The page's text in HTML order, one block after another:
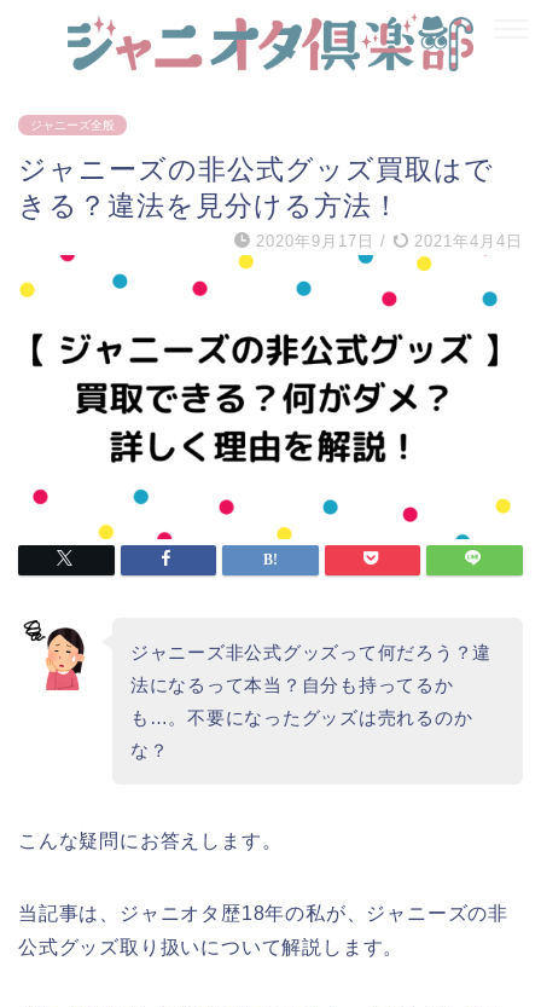
ジャニーズ全般
ジャニーズの非公式グッズ買取はで
きる？違法を見分ける方法！
2020年9月17日 / 2021年4月4日
ジャニーズ非公式グッズって何だろう？違
法になるって本当？自分も持ってるか
も…。不要になったグッズは売れるのか
な？
こんな疑問にお答えします。
当記事は、ジャニオタ歴18年の私が、ジャニーズの非
公式グッズ取り扱いについて解説します。